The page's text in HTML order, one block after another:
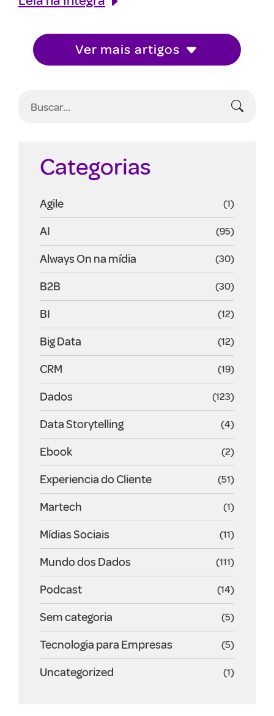
Ver mais artigos
Categorias
Agile (1)
AI (95)
Always On na mídia (30)
B2B (30)
BI (12)
Big Data (12)
CRM (19)
Dados (123)
Data Storytelling (4)
Ebook (2)
Experiencia do Cliente (51)
Martech (1)
Mídias Sociais (11)
Mundo dos Dados (111)
Podcast (14)
Sem categoria (5)
Tecnologia para Empresas (5)
Uncategorized (1)